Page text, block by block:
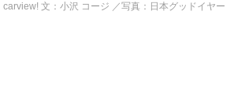
carview! 文：小沢 コージ ／写真：日本グッドイヤー